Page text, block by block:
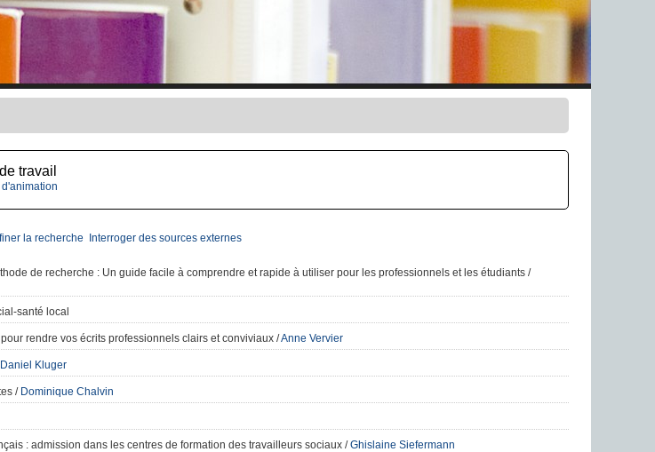
travail
la recherche Interroger des sources externes
de recherche : Un guide facile à comprendre et rapide à utiliser pour les professionnels et les étudiants/
santé local
rendre vos écrits professionnels clairs et conviviaux/Anne Vervier
Daniel Kluger
/ Dominique Chalvin
: admission dans les centres de formation des travailleurs sociaux/Ghislaine Siefermann